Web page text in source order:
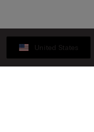
United States